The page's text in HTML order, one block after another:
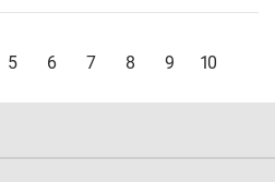
5 6 7 8 9 10